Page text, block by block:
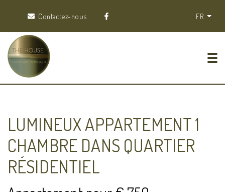
Contactez-nous FR
LUMINEUX APPARTEMENT 1
CHAMBRE DANS QUARTIER
RÉSIDENTIEL